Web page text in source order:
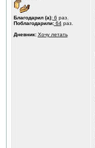
Благодарил (а):6 раз.
Поблагодарили:64раз.
Дневник: Хочу летать